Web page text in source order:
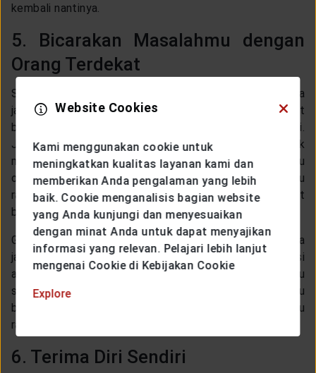
kembali nantinya.
5. Bicarakan Masalahmu dengan
Orang Terdekat
Stres akibat kerja yang dirasakan oleh seseorang bisa
jadi merupakan manifestasi dari semua masalah saat
bekerja yang selama ini hanya disimpannya seorang diri.
Jika kamu berada di posisi ini, jangan takut untuk
membicarakan masalahmu dengan orang terdekat atau
orang yang kamu percayai. Ceritakan semua yang kamu
rasakan, agar beban yang kamu tanggung bisa sedikit
berkurang.
Gak hanya sekadar menjadi tempat bercerita saja, bisa
jadi orang terdekat tersebut bisa memberikan solusi
atas permasalahan yang menjadi sumber stresmu
selama ini saat bekerja. Oleh sebab itu, jangan ragu
bahkan malu untuk menceritakan hal apa yang kamu
rasakan pada orang lain.
6. Terima Diri Sendiri
Website Cookies
Kami menggunakan cookie untuk
meningkatkan kualitas layanan kami dan
memberikan Anda pengalaman yang lebih
baik. Cookie menganalisis bagian website
yang Anda kunjungi dan menyesuaikan
dengan minat Anda untuk dapat menyajikan
informasi yang relevan. Pelajari lebih lanjut
mengenai Cookie di Kebijakan Cookie
Explore